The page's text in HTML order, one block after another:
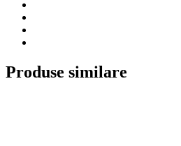
Produse similare